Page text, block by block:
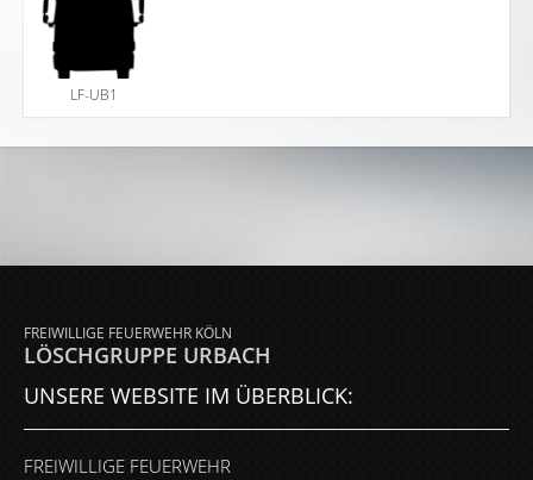
LF-UB1
FREIWILLIGE FEUERWEHR KÖLN
LÖSCHGRUPPE URBACH
UNSERE WEBSITE IM ÜBERBLICK:
FREIWILLIGE FEUERWEHR